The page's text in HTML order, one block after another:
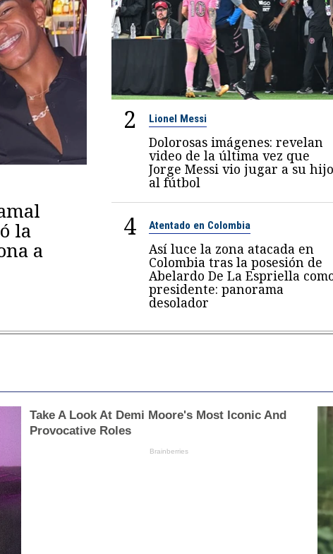
la
a
2 Lionel Messi
Dolorosas imágenes: revelan
video de la última vez que
Jorge Messi vio jugar a su hijo
al fútbol
4 Atentado en Colombia
Así luce la zona atacada en
Colombia tras la posesión de
Abelardo De La Espriella
presidente: panorama
desolador